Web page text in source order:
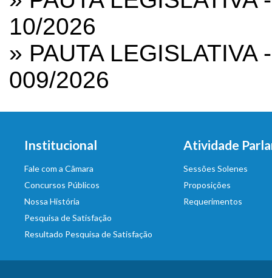
10/2026
» PAUTA LEGISLATIVA
009/2026
Institucional
Fale com a Câmara
Concursos Públicos
Nossa História
Pesquisa de Satisfação
Resultado Pesquisa de Satisfação
Atividade
Sessões Solenes
Proposições
Requerimentos